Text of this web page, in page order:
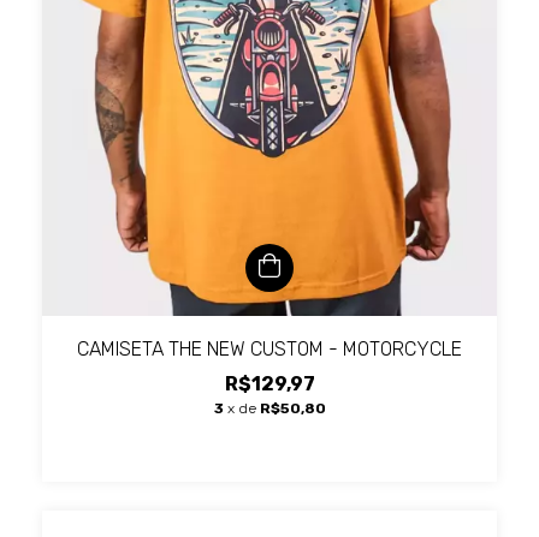
CAMISETA THE NEW CUSTOM - MOTORCYCLE
R$129,97
3 x de R$50,80